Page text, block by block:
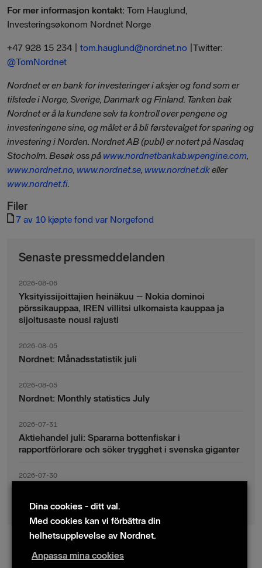
For mer informasjon kontakt: Tom Hauglund,
Investeringsøkonom Nordnet Norge
+47 928 15 234 | tom.hauglund@nordnet.no |Twitter:
@TomNordnet
Nordnet er en bank for investeringer i aksjer og fond som er
tilstede i Norge, Sverige, Danmark og Finland. Tanken bak
Nordnet er å la kundene selv ta kontroll over pengene og
investeringene sine, og målet er å bli førstevalget for sparing og
investering i Norden. Nordnet AB (publ) er notert på Nasdaq
Stocholm. Besøk oss på www.nordnetbankab.wpengine.com,
www.nordnet.no, www.nordnet.se, www.nordnet.dkeller
www.nordnet.fi.
Filer
7 av 10 kjøpte fond var Norgefond
Senaste pressmeddelanden
2026-08-06
Yksityissijoittajien heinäkuu – Nokia dominoi
pörssikauppaa, IREN villitsi ulkomaista kauppaa ja
sijoitusaste nousi rajusti
2026-08-05
Nordnet: Månadsstatistik juli
2026-08-05
Nordnet: Monthly statistics July
2026-07-31
Aktiehandel juli: Spararna bottenfiskar i
rapportförlorare och söker trygghet i svenska giganter
2026-07-30
indexsparandet ligger fast
© 2024 Nordnet AB (publ)
Dina cookies - ditt val.
Med cookies kan vi förbättra din
helhetsupplevelse av Nordnet.
Anpassa mina cookies